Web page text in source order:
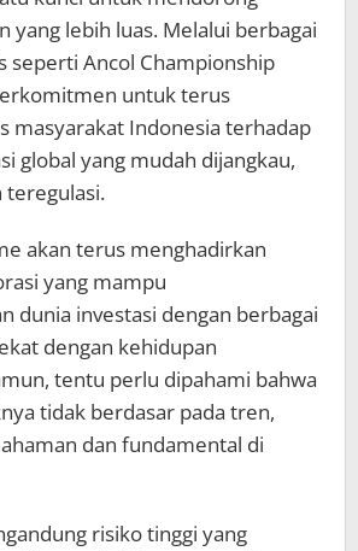
yang lebih luas. Melalui berbagai
seperti Ancol Championship
untuk terus
masyarakat Indonesia terhadap
global yang mudah dijangkau,
teregulasi.
akan terus menghadirkan
yang mampu
dunia investasi dengan berbagai
dengan kehidupan
tentu perlu dipahami bahwa
tidak berdasar pada tren,
dan fundamental di
risiko tinggi yang